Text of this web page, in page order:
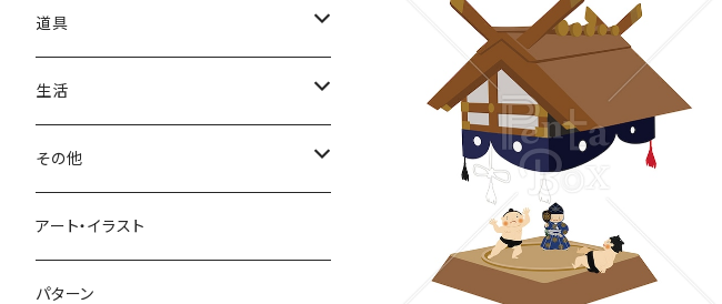
結婚式
父の日
節分
北欧
天使
シニア
おばけ
スケルトン
ジャックオランタン
山
木
川
月
太陽
野バラ
牡丹
ひまわり
ハイビスカス
やしの木
チンパンジー
トリ
ツル
カモメ
サカナ
イワシ
トラ
ウサギ
アイス
ドーナツ
スイカ
イチゴ
和食
お雑煮
鏡餅
野菜
ナス
トマト
飲み物
ビール
ソーダ
洋食
カレー
車
道具
ファッション
サングラス
ビーチサンダル
文房具
はさみ
おりがみ
コスメ
遊具
生活
花粉症
風邪
ビジネス
その他
ハート
デジタル
アート・イラスト
パターン